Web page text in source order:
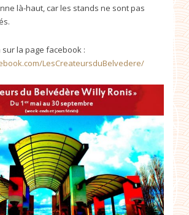
là-haut, car les stands ne sont pas
la page facebook :
LesCreateursduBelvedere/